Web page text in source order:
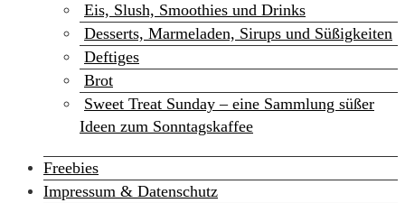
Eis, Slush, Smoothies und Drinks
Desserts, Marmeladen, Sirups und Süßigkeiten
Deftiges
Brot
Sweet Treat Sunday – eine Sammlung süßer
Ideen zum Sonntagskaffee
Freebies
Impressum & Datenschutz